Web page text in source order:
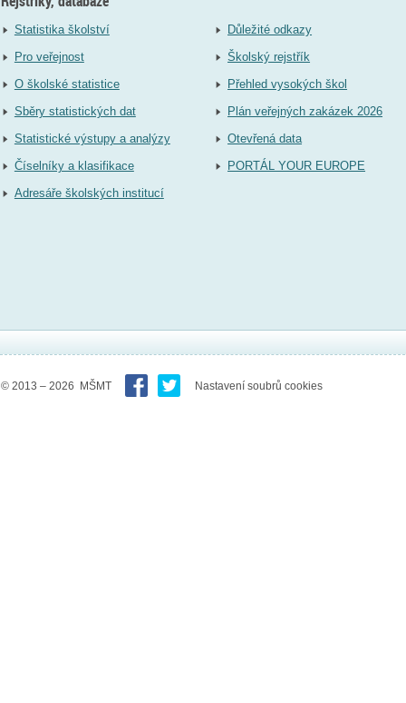
Statistika školství
Pro veřejnost
O školské statistice
Sběry statistických dat
Statistické výstupy a analýzy
Číselníky a klasifikace
Adresáře školských institucí
Důležité odkazy
Školský rejstřík
Přehled vysokých škol
Plán veřejných zakázek 2026
Otevřená data
PORTÁL YOUR EUROPE
© 2013 – 2026 MŠMT Nastavení soubrů cookies